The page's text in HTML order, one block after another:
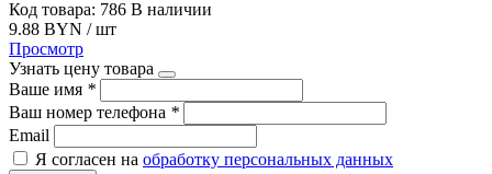
Код товара: 786 В наличии
9.88 BYN / шт
Просмотр
Узнать цену товара
Ваше имя *
Ваш номер телефона *
Email
Я согласен на обработку персональных данных